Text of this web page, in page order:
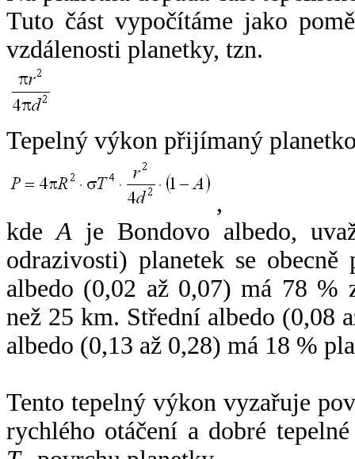
Tuto část vypočítáme jako
vzdálenosti planetky, tzn.
Tepelný výkon přijímaný
,
kdeA je Bondovo albedo,
odrazivosti) planetek se
albedo (0,02 až 0,07) má 78 %
než 25 km. Střední albedo (0,08
albedo (0,13 až 0,28) má 18 %
Tento tepelný výkon vyzařuje
rychlého otáčení a dobré